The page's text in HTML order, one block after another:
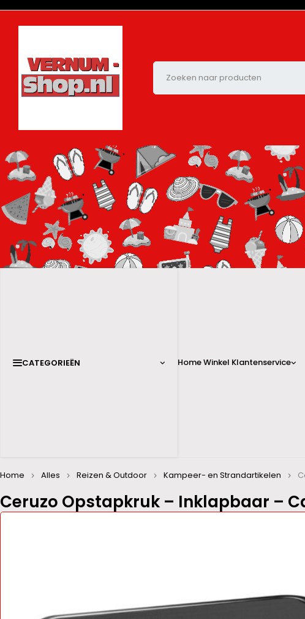
CATEGORIEËN HomeWinkel Klantenservice
Ceruzo Opstapkruk – Inklapbaar –
Home Alles Reizen & Outdoor Kampeer- en Strandartikelen